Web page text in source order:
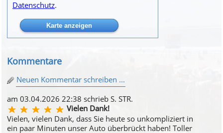
Datenschutz.
Kommentare
Neuen Kommentar schreiben ...
am 03.04.2026 22:38 schrieb S. STR.
Vielen Dank!
Vielen, vielen Dank, dass Sie heute so unkompliziert in
ein paar Minuten unser Auto überbrückt haben! Toller